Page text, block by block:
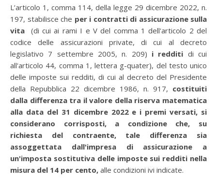
L’articolo 1, comma 114, della legge 29 dicembre 2022, n.
197, stabilisce che per i contratti di assicurazione sulla
vita (di cui ai rami I e V del comma 1 dell'articolo 2 del
codice delle assicurazioni private, di cui al decreto
legislativo 7 settembre 2005, n. 209) i redditi di cui
all'articolo 44, comma 1, lettera g-quater), del testo unico
delle imposte sui redditi, di cui al decreto del Presidente
della Repubblica 22 dicembre 1986, n. 917, costituiti
dalla differenza tra il valore della riserva matematica
alla data del 31 dicembre 2022 e i premi versati, si
considerano corrisposti, a condizione che, su
richiesta del contraente, tale differenza sia
assoggettata dall'impresa di assicurazione a
un'imposta sostitutiva delle imposte sui redditi nella
misura del 14 per cento, alle condizioni ivi indicate.